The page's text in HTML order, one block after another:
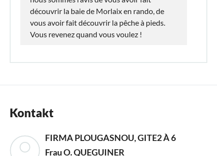
découvrir la baie de Morlaix en rando, de
vous avoir fait découvrir la pêche à pieds.
Vous revenez quand vous voulez !
Kontakt
FIRMA PLOUGASNOU, GITE2 À 6
Frau O. QUEGUINER